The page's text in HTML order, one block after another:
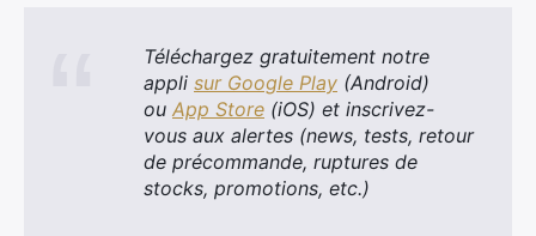
Téléchargez gratuitement notre
appli sur Google Play (Android)
ou App Store (iOS) et inscrivez-
vous aux alertes (news, tests, retour
de précommande, ruptures de
stocks, promotions, etc.)